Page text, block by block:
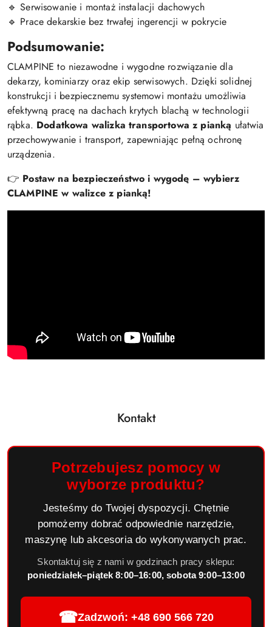
🔹 Serwisowanie i montaż instalacji dachowych
🔹 Prace dekarskie bez trwałej ingerencji w pokrycie
Podsumowanie:
CLAMPINE to niezawodne i wygodne rozwiązanie dla
dekarzy, kominiarzy oraz ekip serwisowych. Dzięki solidnej
konstrukcji i bezpiecznemu systemowi montażu umożliwia
efektywną pracę na dachach krytych blachą w technologii
rąbka. Dodatkowa walizka transportowa z pianką ułatwia
przechowywanie i transport, zapewniając pełną ochronę
urządzenia.
👉 Postaw na bezpieczeństwo i wygodę – wybierz
CLAMPINE w walizce z pianką!
Kontakt
Potrzebujesz pomocy w
wyborze produktu?
Jesteśmy do Twojej dyspozycji. Chętnie
pomożemy dobrać odpowiednie narzędzie,
maszynę lub akcesoria do wykonywanych prac.
Skontaktuj się z nami w godzinach pracy sklepu:
poniedziałek–piątek 8:00–16:00, sobota 9:00–13:00
☎Zadzwoń: +48 690 566 720